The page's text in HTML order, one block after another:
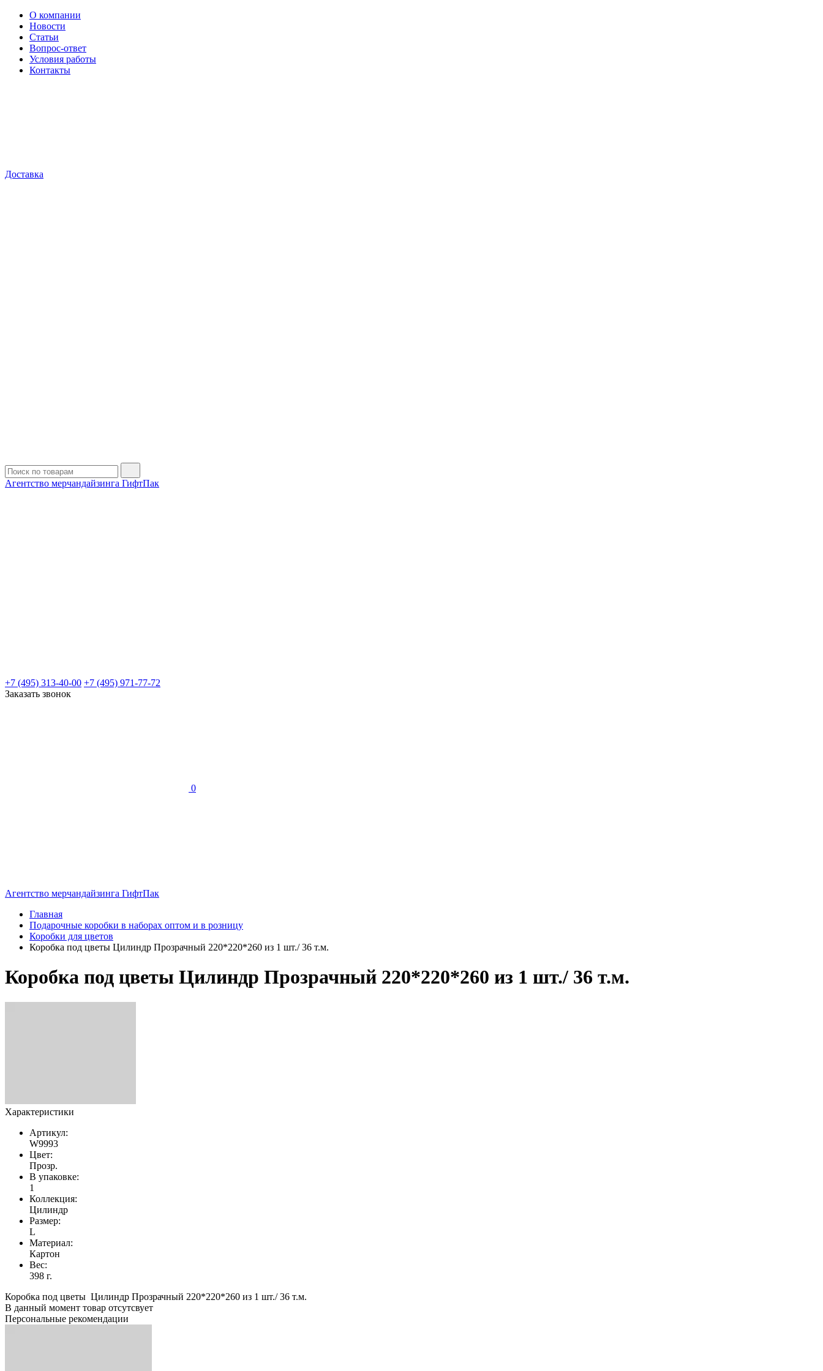
О компании
Новости
Статьи
Вопрос-ответ
Условия работы
Контакты
Доставка
Агентство мерчандайзинга ГифтПак
+7 (495) 313-40-00 +7 (495) 971-77-72
Заказать звонок
0
Агентство мерчандайзинга ГифтПак
Главная
Подарочные коробки в наборах оптом и в розницу
Коробки для цветов
Коробка под цветы Цилиндр Прозрачный 220*220*260 из 1 шт./ 36 т.м.
Коробка под цветы Цилиндр Прозрачный 220*220*260 из 1 шт./ 36 т.м.
Характеристики
Артикул:
W9993
Цвет:
Прозр.
В упаковке:
1
Коллекция:
Цилиндр
Размер:
L
Материал:
Картон
Вес:
398 г.
Коробка под цветы Цилиндр Прозрачный 220*220*260 из 1 шт./ 36 т.м.
В данный момент товар отсутсвует
Персональные рекомендации